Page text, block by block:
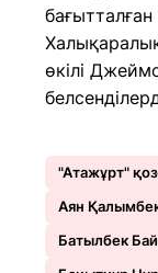
өкілі
"Атажұрт"
Аян
Батылбек